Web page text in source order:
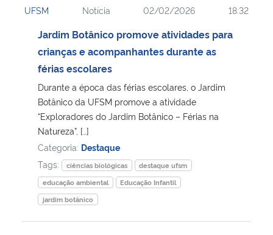
Ministério da Cidadania
Ministério de Minas e Energia
Ministério da Ciência, Tecnologia, Inovações e Comunicações
Ministério do Turismo
Ministério do Desenvolvimento Regional
UFSM Notícia 02/02/2026 18:32
Jardim Botânico promove atividades para
crianças e acompanhantes durante as
férias escolares
Durante a época das férias escolares, o Jardim
Botânico da UFSM promove a atividade
“Exploradores do Jardim Botânico – Férias na
Natureza”, […]
Categoria: Destaque
Tags:
ciências biológicas
destaque ufsm
educação ambiental
Educação Infantil
jardim botânico